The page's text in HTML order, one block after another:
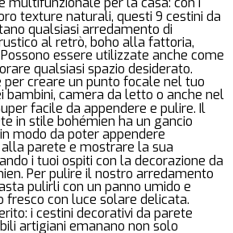
texture naturali, questi 9 cestini da
qualsiasi arredamento di
al retrò, boho alla fattoria,
essere utilizzate anche come
qualsiasi spazio desiderato.
creare un punto focale nel tuo
bambini, camera da letto o anche nel
facile da appendere e pulire. Il
in stile bohémien ha un gancio
modo da poter appendere
parete e mostrare la sua
i tuoi ospiti con la decorazione da
Per pulire il nostro arredamento
pulirli con un panno umido e
fresco con luce solare delicata.
i cestini decorativi da parete
artigiani emanano non solo